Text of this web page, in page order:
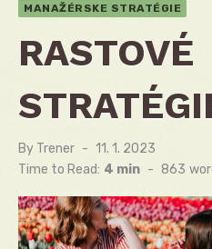
MANAŽÉRSKE STRATÉGIE
RASTOVÉ
By Trener
Posted
on
11. 1. 2023
Time to Read: 4 min - 863